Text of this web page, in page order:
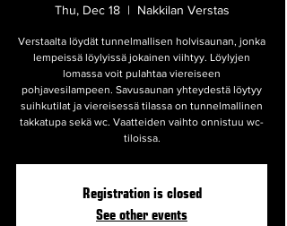
Thu, Dec 18
  |
Nakkilan Verstas
Verstaalta löydät tunnelmallisen holvisaunan, jonka
lempeissä löylyissä jokainen viihtyy. Löylyjen
lomassa voit pulahtaa viereiseen
pohjavesilampeen. Savusaunan yhteydestä löytyy
suihkutilat ja viereisessä tilassa on tunnelmallinen
takkatupa sekä wc. Vaatteiden vaihto onnistuu wc-
tiloissa.
Registration is closed
See other events